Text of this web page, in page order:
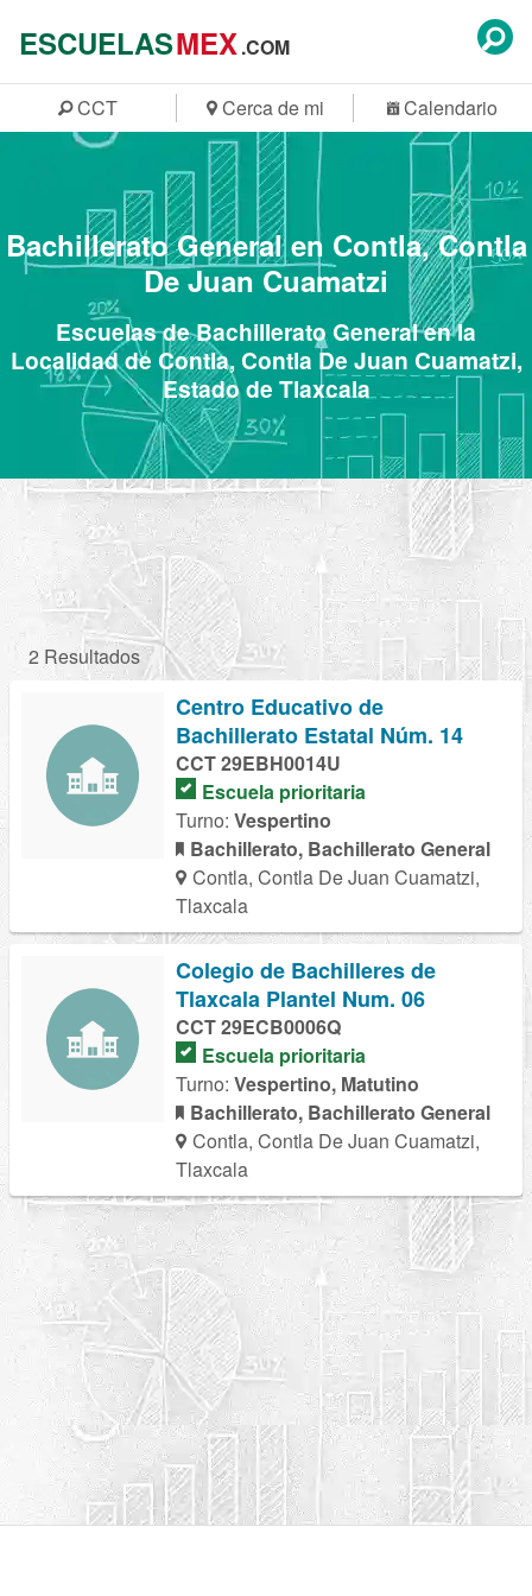
ESCUELASMEX.COM
CCT Cerca de mi Calendario
Bachillerato General en Contla, Contla
De Juan Cuamatzi
Escuelas de Bachillerato General en la
Localidad de Contla, Contla De Juan Cuamatzi,
Estado de Tlaxcala
2 Resultados
Centro Educativo de
Bachillerato Estatal Núm. 14
CCT 29EBH0014U
Escuela prioritaria
Turno: Vespertino
Bachillerato, Bachillerato General
Contla, Contla De Juan Cuamatzi,
Tlaxcala
Colegio de Bachilleres de
Tlaxcala Plantel Num. 06
CCT 29ECB0006Q
Escuela prioritaria
Turno: Vespertino, Matutino
Bachillerato, Bachillerato General
Contla, Contla De Juan Cuamatzi,
Tlaxcala